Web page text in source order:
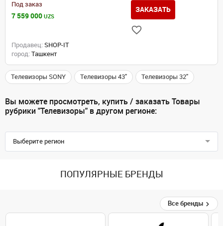
Под заказ
7 559 000 UZS
ЗАКАЗАТЬ
Продавец: SHOP-IT
город: Ташкент
Телевизоры SONY Телевизоры 43" Телевизоры 32"
Вы можете просмотреть, купить / заказать Товары
рубрики "Телевизоры" в другом регионе:
Выберите регион
ПОПУЛЯРНЫЕ БРЕНДЫ
Все бренды